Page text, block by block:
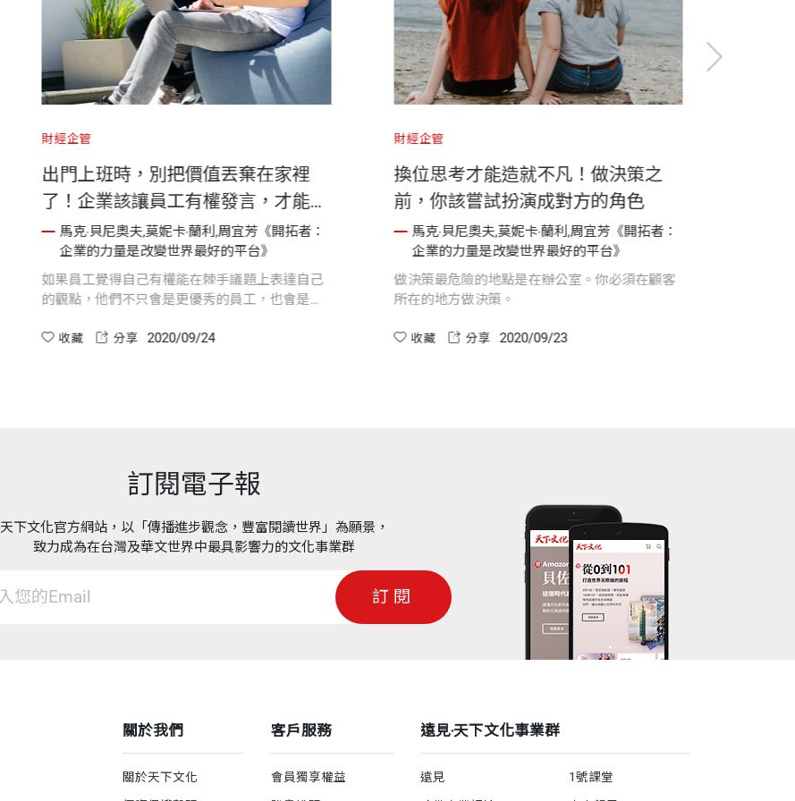
財經企管
出門上班時，別把價值丟棄在家裡
了！企業該讓員工有權發言，才能開
創變革的版圖
馬克‧貝尼奧夫,莫妮卡‧蘭利,周宜芳《開拓者：
企業的力量是改變世界最好的平台》
如果員工覺得自己有權能在棘手議題上表達自己
的觀點，他們不只會是更優秀的員工，也會是更
收藏 分享 2020/09/24
財經企管
換位思考才能造就不凡！做決策之
前，你該嘗試扮演成對方的角色
馬克‧貝尼奧夫,莫妮卡‧蘭利,周宜芳《開拓者：
企業的力量是改變世界最好的平台》
做決策最危險的地點是在辦公室。你必須在顧客
所在的地方做決策。
收藏 分享 2020/09/23
訂閱電子報
天下文化官方網站，以「傳播進步觀念，豐富閱讀世界」為願景，
致力成為在台灣及華文世界中最具影響力的文化事業群
訂閱
關於我們
關於天下文化
客戶服務
會員獨享權益
遠見‧天下文化事業群
遠見
1號課堂